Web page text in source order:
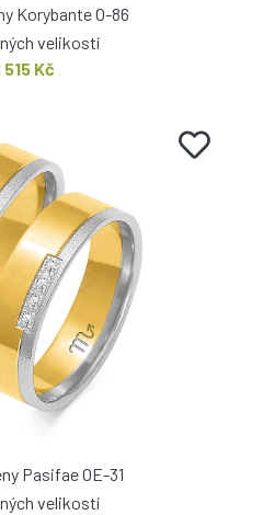
Korybante O-86
velikostí
515 Kč
Pasifae OE-31
velikostí